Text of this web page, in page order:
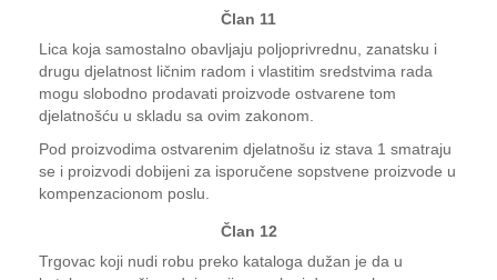
Član 11
Lica koja samostalno obavljaju poljoprivrednu, zanatsku i
drugu djelatnost ličnim radom i vlastitim sredstvima rada
mogu slobodno prodavati proizvode ostvarene tom
djelatnošću u skladu sa ovim zakonom.
Pod proizvodima ostvarenim djelatnošu iz stava 1 smatraju
se i proizvodi dobijeni za isporučene sopstvene proizvode u
kompenzacionom poslu.
Član 12
Trgovac koji nudi robu preko kataloga dužan je da u